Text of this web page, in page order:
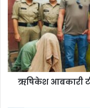
ऋषिकेश आबकारी